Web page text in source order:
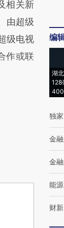
相关新
由超级
级电视
作或联
编
湖
128
独家
金融
金
能源
财